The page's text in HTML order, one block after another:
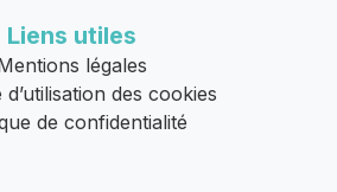
Liens utiles
légales
d’utilisation des cookies
de confidentialité